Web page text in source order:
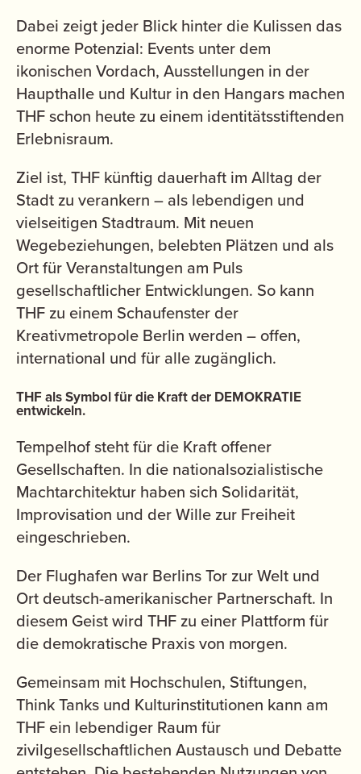
Dabei zeigt jeder Blick hinter die Kulissen das
enorme Potenzial: Events unter dem
ikonischen Vordach, Ausstellungen in der
Haupthalle und Kultur in den Hangars machen
THF schon heute zu einem identitätsstiftenden
Erlebnisraum.
Ziel ist, THF künftig dauerhaft im Alltag der
Stadt zu verankern – als lebendigen und
vielseitigen Stadtraum. Mit neuen
Wegebeziehungen, belebten Plätzen und als
Ort für Veranstaltungen am Puls
gesellschaftlicher Entwicklungen. So kann
THF zu einem Schaufenster der
Kreativmetropole Berlin werden – offen,
international und für alle zugänglich.
THF als Symbol für die Kraft der DEMOKRATIE
entwickeln.
Tempelhof steht für die Kraft offener
Gesellschaften. In die nationalsozialistische
Machtarchitektur haben sich Solidarität,
Improvisation und der Wille zur Freiheit
eingeschrieben.
Der Flughafen war Berlins Tor zur Welt und
Ort deutsch-amerikanischer Partnerschaft. In
diesem Geist wird THF zu einer Plattform für
die demokratische Praxis von morgen.
Gemeinsam mit Hochschulen, Stiftungen,
Think Tanks und Kulturinstitutionen kann am
THF ein lebendiger Raum für
zivilgesellschaftlichen Austausch und Debatte